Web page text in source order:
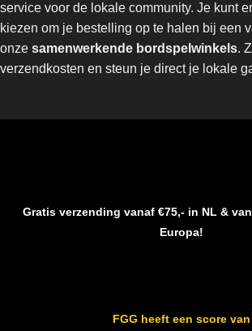
service voor de lokale community. Je kunt
kiezen om je bestelling op te halen bij een
onze samenwerkende bordspelwinkels.
verzendkosten en steun je direct je lokale
Gratis verzending vanaf €75,- in NL &
Europa!
FGG heeft een score van